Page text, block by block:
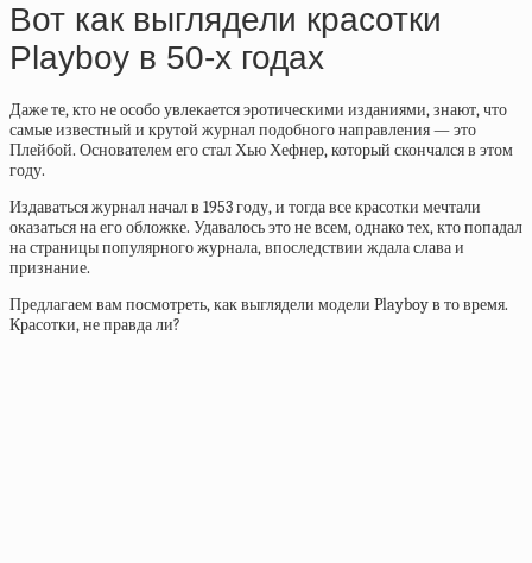
Вот как выглядели красотки
Playboy в 50-х годах
Даже те, кто не особо увлекается эротическими изданиями, знают, что
самые известный и крутой журнал подобного направления — это
Плейбой. Основателем его стал Хью Хефнер, который скончался в этом
году.
Издаваться журнал начал в 1953 году, и тогда все красотки мечтали
оказаться на его обложке. Удавалось это не всем, однако тех, кто попадал
на страницы популярного журнала, впоследствии ждала слава и
признание.
Предлагаем вам посмотреть, как выглядели модели Playboy в то время.
Красотки, не правда ли?